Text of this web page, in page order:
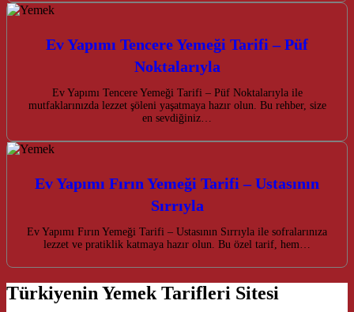
Ev Yapımı Tencere Yemeği Tarifi – Püf
Noktalarıyla
Ev Yapımı Tencere Yemeği Tarifi – Püf Noktalarıyla ile
mutfaklarınızda lezzet şöleni yaşatmaya hazır olun. Bu rehber, size
en sevdiğiniz…
Ev Yapımı Fırın Yemeği Tarifi – Ustasının
Sırrıyla
Ev Yapımı Fırın Yemeği Tarifi – Ustasının Sırrıyla ile sofralarınıza
lezzet ve pratiklik katmaya hazır olun. Bu özel tarif, hem…
Türkiyenin Yemek Tarifleri Sitesi